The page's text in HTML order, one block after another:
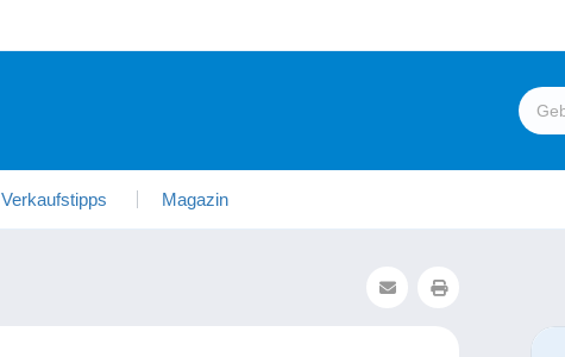
Verkaufstipps Magazin